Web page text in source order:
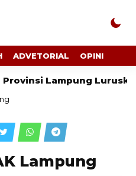
ADVETORIAL OPINI
Lampung
Lampung